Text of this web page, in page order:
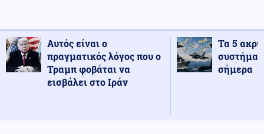
Αυτός είναι ο
πραγματικός λόγος που ο
Τραμπ φοβάται να
εισβάλει στο Ιράν
Τα 5
σήμερα